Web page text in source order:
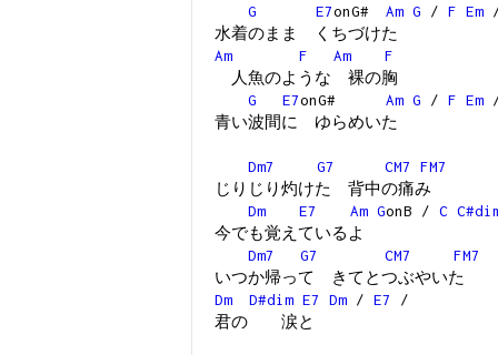
G
E7onG# Am G / F Em
水着のまま くちづけた
Am
F Am
F
人魚のような 裸の胸
G
E7onG# Am G / F Em
青い波間に ゆらめいた
Dm7 G7 CM7
FM7
じりじり灼けた 背中の痛み
Dm
E7 Am GonB / C
今でも覚えているよ
Dm7
G7 CM7
FM7
いつか帰って きてとつぶやいた
Dm
D#dim E7 Dm / E7
/
君の 涙と